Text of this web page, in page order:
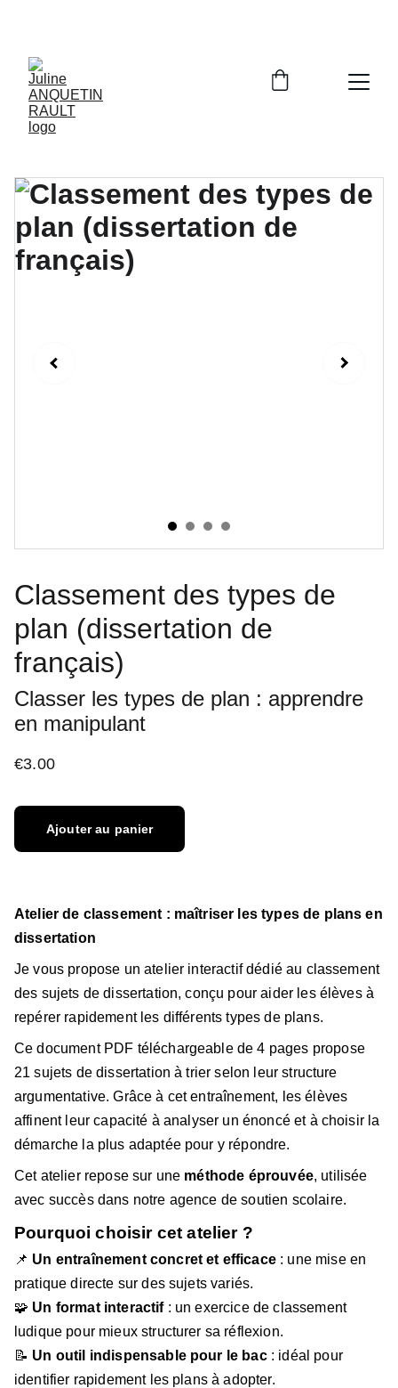
Classement des types de
plan (dissertation de
français)
Classer les types de plan : apprendre
en manipulant
€3.00
Ajouter au panier
Atelier de classement : maîtriser les types de plans en
dissertation
Je vous propose un atelier interactif dédié au classement
des sujets de dissertation, conçu pour aider les élèves à
repérer rapidement les différents types de plans.
Ce document PDF téléchargeable de 4 pages propose
21 sujets de dissertation à trier selon leur structure
argumentative. Grâce à cet entraînement, les élèves
affinent leur capacité à analyser un énoncé et à choisir la
démarche la plus adaptée pour y répondre.
Cet atelier repose sur une méthode éprouvée, utilisée
avec succès dans notre agence de soutien scolaire.
Pourquoi choisir cet atelier ?
📌 Un entraînement concret et efficace: une mise en
pratique directe sur des sujets variés.
🧩 Un format interactif: un exercice de classement
ludique pour mieux structurer sa réflexion.
📝 Un outil indispensable pour le bac: idéal pour
identifier rapidement les plans à adopter.